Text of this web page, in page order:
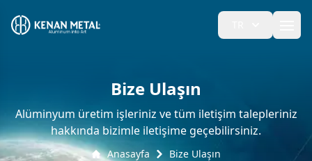
Bize Ulaşın
Alüminyum üretim işleriniz ve tüm iletişim talepleriniz
hakkında bizimle iletişime geçebilirsiniz.
Anasayfa Bize Ulaşın